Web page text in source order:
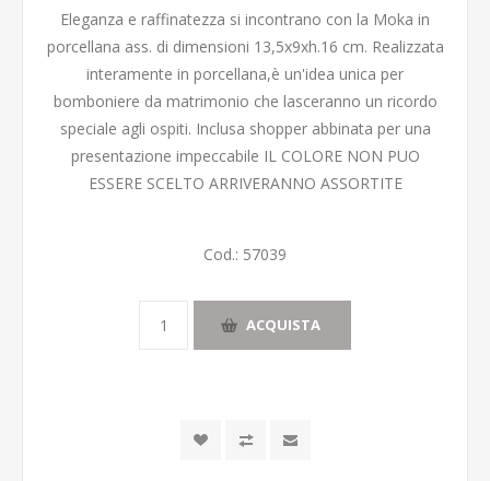
Eleganza e raffinatezza si incontrano con la Moka in
porcellana ass. di dimensioni 13,5x9xh.16 cm. Realizzata
interamente in porcellana,è un'idea unica per
bomboniere da matrimonio che lasceranno un ricordo
speciale agli ospiti. Inclusa shopper abbinata per una
presentazione impeccabile IL COLORE NON PUO
ESSERE SCELTO ARRIVERANNO ASSORTITE
Cod.: 57039
ACQUISTA